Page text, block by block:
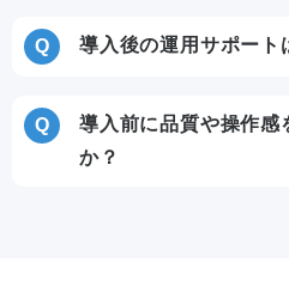
導入後の運用サポート
導入前に品質や操作感
か？